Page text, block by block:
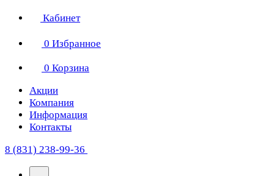
Кабинет
0 Избранное
0 Корзина
Акции
Компания
Информация
Контакты
8 (831) 238-99-36